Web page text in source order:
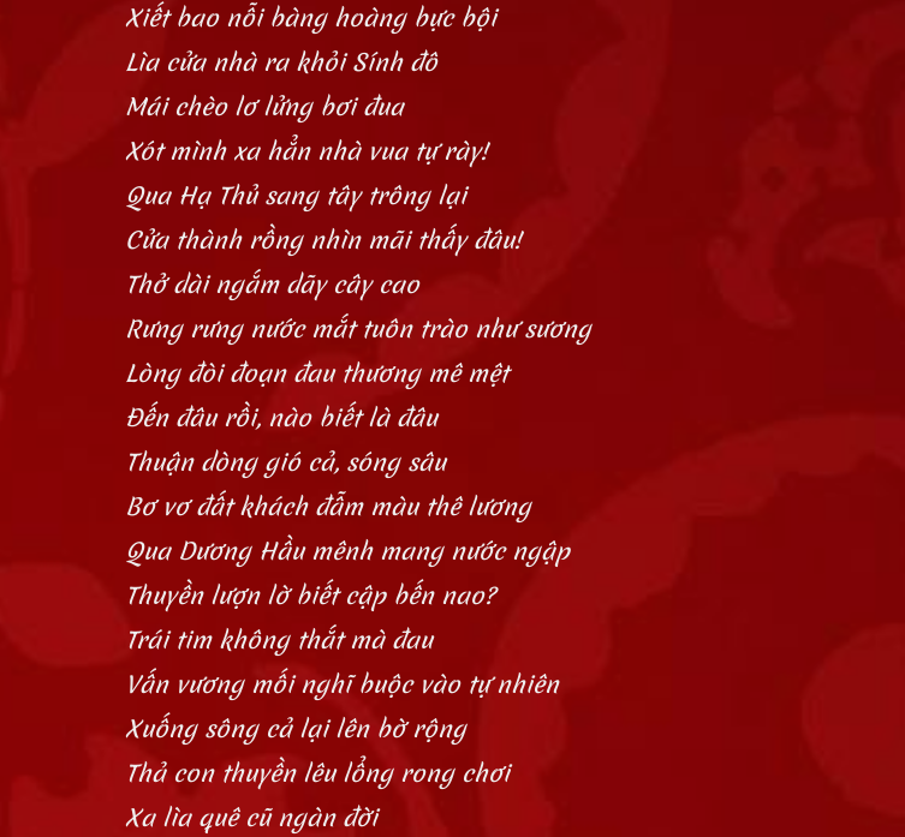
Xiết bao nỗi bàng hoàng bực bội
Lìa cửa nhà ra khỏi Sính đô
Mái chèo lơ lửng bơi đua
Xót mình xa hẳn nhà vua tự rày!
Qua Hạ Thủ sang tây trông lại
Cửa thành rồng nhìn mãi thấy đâu!
Thở dài ngắm dãy cây cao
Rưng rưng nước mắt tuôn trào như sương
Lòng đòi đoạn đau thương mê mệt
Đến đâu rồi, nào biết là đâu
Thuận dòng gió cả, sóng sâu
Bơ vơ đất khách đẫm màu thê lương
Qua Dương Hầu mênh mang nước ngập
Thuyền lượn lờ biết cập bến nao?
Trái tim không thắt mà đau
Vấn vương mối nghĩ buộc vào tự nhiên
Xuống sông cả lại lên bờ rộng
Thả con thuyền lêu lổng rong chơi
Xa lìa quê cũ ngàn đời